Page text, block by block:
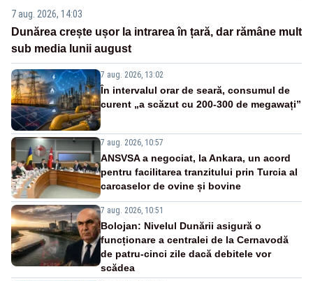
7 aug. 2026, 14:03
Dunărea crește ușor la intrarea în țară, dar rămâne mult
sub media lunii august
7 aug. 2026, 13:02
În intervalul orar de seară, consumul de
curent „a scăzut cu 200-300 de megawați”
7 aug. 2026, 10:57
ANSVSA a negociat, la Ankara, un acord
pentru facilitarea tranzitului prin Turcia al
carcaselor de ovine și bovine
7 aug. 2026, 10:51
Bolojan: Nivelul Dunării asigură o
funcționare a centralei de la Cernavodă
de patru-cinci zile dacă debitele vor
scădea